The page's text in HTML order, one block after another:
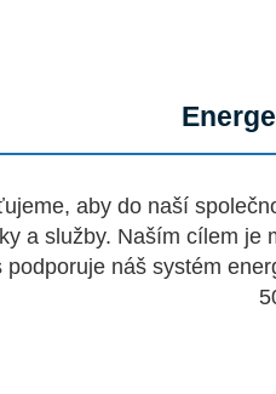
aby do naší
a služby. Naším cílem je
podporuje náš systém